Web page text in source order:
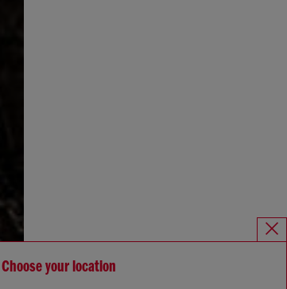
Choose your location